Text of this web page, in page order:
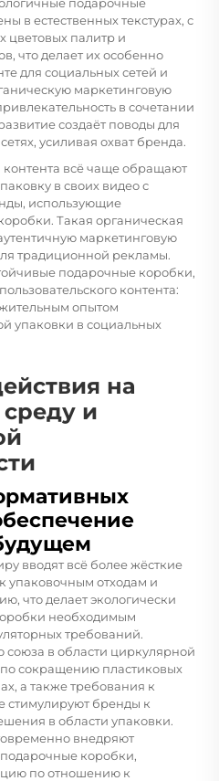
в естественных текстурах, с
цветовых палитр и
что делает их особенно
для социальных сетей и
маркетинговую
в сочетании
создаёт поводы для
усиливая охват бренда.
всё чаще обращают
в своих видео с
использующие
Такая органическая
маркетинговую
традиционной рекламы.
подарочные коробки,
контента:
опытом
упаковки в социальных
на
и
вводят всё более жёсткие
упаковочным отходам и
что делает экологически
необходимым
требований.
в области циркулярной
сокращению пластиковых
а также требования к
стимулируют бренды к
в области упаковки.
внедряют
коробки,
по отношению к